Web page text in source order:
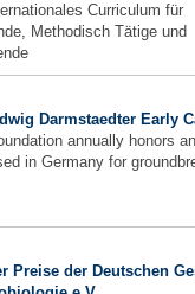
Curriculum für
Methodisch Tätige und
Darmstaedter Early
annually honors
in Germany for
Preise der Deutschen